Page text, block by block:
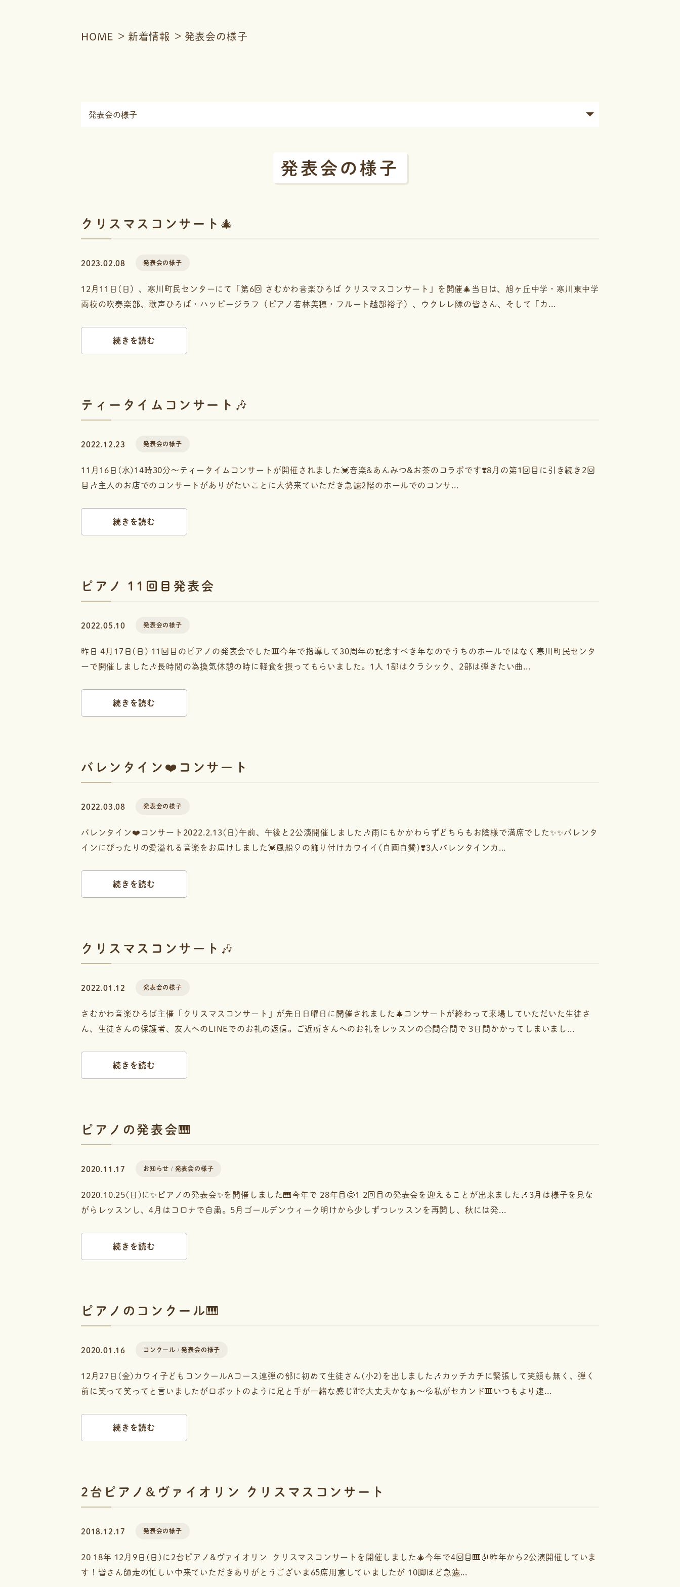
HOME 新着情報 発表会の様子
発表会の様子
クリスマスコンサート🎄
2023.02.08 発表会の様子
12月11日(日）、寒川町民センターにて「第6回 さむかわ音楽ひろば クリスマスコンサート」を開催🎄当日は、旭ヶ丘中学・寒川東中学
両校の吹奏楽部、歌声ひろば・ハッピージラフ（ピアノ若林美穂・フルート越部裕子）、ウクレレ隊の皆さん、そして「カ...
続きを読む
ティータイムコンサート🎶
2022.12.23 発表会の様子
11月16日(水)14時30分〜ティータイムコンサートが開催されました💓音楽&あんみつ&お茶のコラボです❣️8月の第1回目に引き続き2回
目🎶主人のお店でのコンサートがありがたいことに大勢来ていただき急遽2階のホールでのコンサ...
続きを読む
ピアノ 11回目発表会
2022.05.10 発表会の様子
昨日 4月17日(日) 11回目のピアノの発表会でした🎹今年で指導して30周年の記念すべき年なのでうちのホールではなく寒川町民センタ
ーで開催しました🎶長時間の為換気休憩の時に軽食を摂ってもらいました。1人 1部はクラシック、2部は弾きたい曲...
続きを読む
バレンタイン❤️コンサート
2022.03.08 発表会の様子
バレンタイン❤️コンサート2022.2.13(日)午前、午後と2公演開催しました🎶雨にもかかわらずどちらもお陰様で満席でした✨✨バレンタ
インにぴったりの愛溢れる音楽をお届けしました💓風船🎈の飾り付けカワイイ(自画自賛)❣️3人バレンタインカ...
続きを読む
クリスマスコンサート🎶
2022.01.12 発表会の様子
さむかわ音楽ひろば主催「クリスマスコンサート」が先日日曜日に開催されました🎄コンサートが終わって来場していただいた生徒さ
ん、生徒さんの保護者、友人へのLINEでのお礼の返信。ご近所さんへのお礼をレッスンの合間合間で 3日間かかってしまいまし...
続きを読む
ピアノの発表会🎹
2020.11.17 お知らせ 発表会の様子
2020.10.25(日)に✨ピアノの発表会✨を開催しました🎹今年で 28年目🤩1 2回目の発表会を迎えることが出来ました🎶3月は様子を見な
がらレッスンし、4月はコロナで自粛。5月ゴールデンウィーク明けから少しずつレッスンを再開し、秋には発...
続きを読む
ピアノのコンクール🎹
2020.01.16 コンクール 発表会の様子
12月27日(金)カワイ子どもコンクールAコース連弾の部に初めて生徒さん(小2)を出しました🎶カッチカチに緊張して笑顔も無く、弾く
前に笑って笑ってと言いましたがロボットのように足と手が一緒な感じ⁈で大丈夫かなぁ〜💦私がセカンド🎹いつもより速...
続きを読む
2台ピアノ&ヴァイオリン クリスマスコンサート
2018.12.17 発表会の様子
20 18年 12月9日(日)に2台ピアノ&ヴァイオリン クリスマスコンサートを開催しました🎄今年で4回目🎹🎻昨年から2公演開催していま
す！皆さん師走の忙しい中来ていただきありがとうございま65席用意していましたが 10脚ほど急遽...